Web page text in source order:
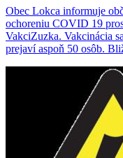
Obec Lokca informuje
ochoreniu COVID 19
VakciZuzka. Vakcinácia
prejaví aspoň 50 osôb.